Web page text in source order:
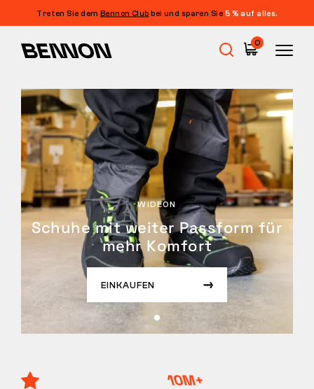
Treten Sie dem Bennon Club bei und sparen Sie 5 % auf alles.
0
Sale
Arbeitsschuhe
Barfußschuhe
Outdoor
Freizeitschuhe
WIDEON
Schuhe mit weiter Passform für
mehr Komfort
EINKAUFEN